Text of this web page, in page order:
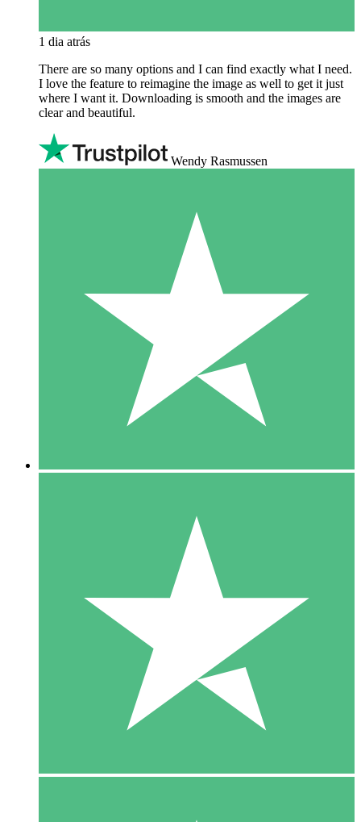
1 dia atrás
There are so many options and I can find exactly what I need.
I love the feature to reimagine the image as well to get it just
where I want it. Downloading is smooth and the images are
clear and beautiful.
Wendy Rasmussen